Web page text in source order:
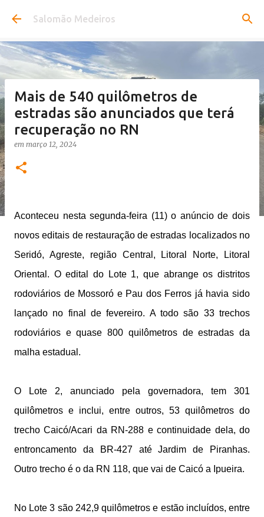
Pular para o conteúdo principal
Salomão Medeiros
Mais de 540 quilômetros de
estradas são anunciados que terá
recuperação no RN
em março 12, 2024
Aconteceu nesta segunda-feira (11) o anúncio de dois
novos editais de restauração de estradas localizados no
Seridó, Agreste, região Central, Litoral Norte, Litoral
Oriental. O edital do Lote 1, que abrange os distritos
rodoviários de Mossoró e Pau dos Ferros já havia sido
lançado no final de fevereiro. A todo são 33 trechos
rodoviários e quase 800 quilômetros de estradas da
malha estadual.
O Lote 2, anunciado pela governadora, tem 301
quilômetros e inclui, entre outros, 53 quilômetros do
trecho Caicó/Acari da RN-288 e continuidade dela, do
entroncamento da BR-427 até Jardim de Piranhas.
Outro trecho é o da RN 118, que vai de Caicó a Ipueira.
No Lote 3 são 242,9 quilômetros e estão incluídos, entre